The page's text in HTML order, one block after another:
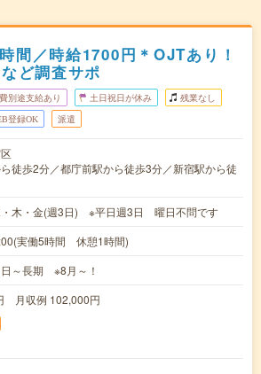
間／時給1700円＊OJTあり！
ど調査サポ
別途支給あり 土日祝日が休み 残業なし
登録OK 派遣
徒歩2分／都庁前駅から徒歩3分／新宿駅から徒
・木・金(週3日) ※平日週3日 曜日不問です
実働5時間 休憩1時間)
日～長期 ※8月～！
月収例 102,000円